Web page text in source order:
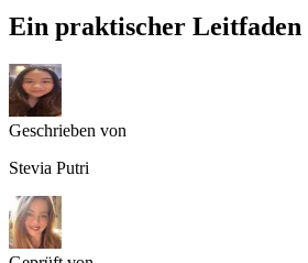
Ein praktischer Leitfaden
Geschrieben von
Stevia Putri